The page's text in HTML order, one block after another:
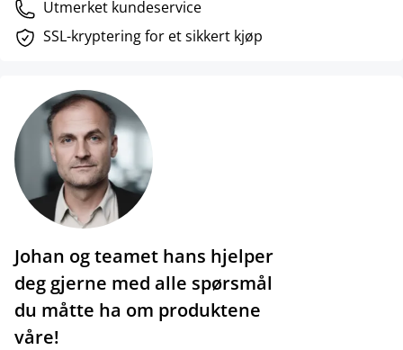
Utmerket kundeservice
SSL-kryptering for et sikkert kjøp
Johan og teamet hans hjelper
deg gjerne med alle spørsmål
du måtte ha om produktene
våre!